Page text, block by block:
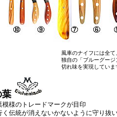
葉
模様のトレードマークが目印
く伝統が消えないかないように守り抜
風車のナイフには全て、断面が細く
独自の「ブルーグージング」とい
切れ味を実現しています。 オーベ